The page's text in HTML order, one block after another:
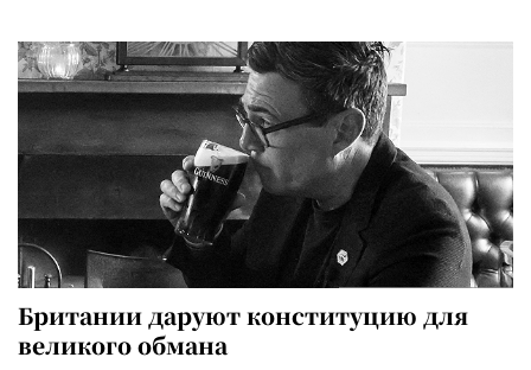
Британии даруют конституцию для
великого обмана